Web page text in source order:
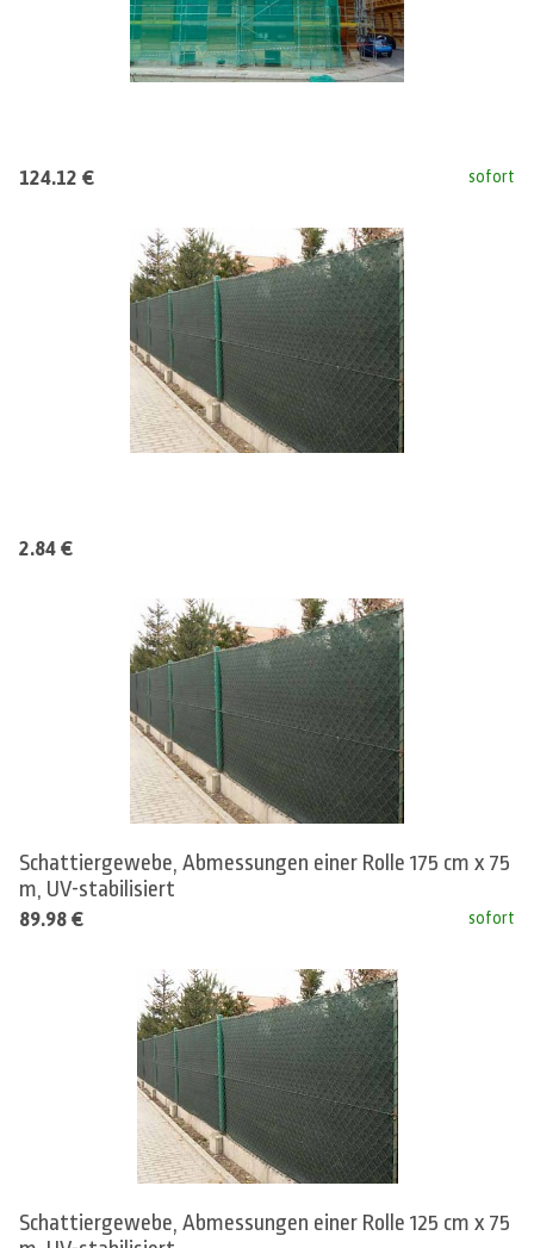
124.12 € sofort
2.84 €
Schattiergewebe, Abmessungen einer Rolle 175 cm x 75
m, UV-stabilisiert
89.98 € sofort
Schattiergewebe, Abmessungen einer Rolle 125 cm x 75